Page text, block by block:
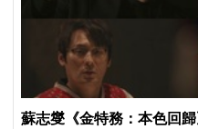
蘇志燮《金特務：本色回